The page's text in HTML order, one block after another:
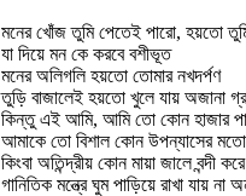
মনের খোঁজ তুমি পেতেই পারো, হয়তো
যা দিয়ে মন কে করবে বশীভূত
মনের অলিগলি হয়তো তোমার নখদর্পণ
তুড়ি বাজালেই হয়তো খুলে যায় অজানা
কিন্তু এই আমি, আমি তো কোন হাজার
আমাকে তো বিশাল কোন উপন্যাসের মতো
কিংবা অতিন্দ্রীয় কোন মায়া জালে বন্দী
গানিতিক মন্ত্রে ঘুম পাড়িয়ে রাখা যায় না